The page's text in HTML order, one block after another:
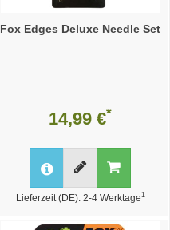
Fox Edges Deluxe Needle Set
14,99 €*
Lieferzeit (DE): 2-4 Werktage1